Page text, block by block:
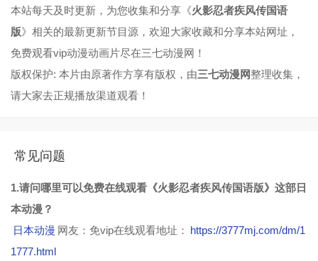
第097集 第098集 第099集 第100集
第105集 第106集
第113集
第117集 第118集 第119集 第120集
第121集
本站每天及时更新，为您收集和分享《火影忍者疾风传国语
版》相关的最新更新节目源，欢迎大家收藏和分享本站网址，
免费观看vip动漫动画片尽在三七动漫网！
版权保护: 本片由原著作方享有版权，由三七动漫网整理收集，
请大家去正规播放渠道观看！
常见问题
1.请问哪里可以免费在线观看《火影忍者疾风传国语版》这部日
本动漫？
日本动漫 网友：免vip在线观看地址： https://3777mj.com/dm/1
1777.html